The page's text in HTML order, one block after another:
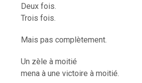
Deux fois.
Trois fois.
Mais pas complètement.
Un zèle à moitié
mena à une victoire à moitié.